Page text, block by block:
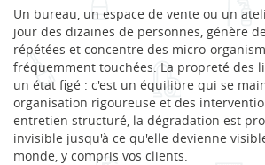
Un bureau, un espace de vente ou un
jour des dizaines de personnes, génère
répétées et concentre des micro-
fréquemment touchées. La propreté des
un état figé : c'est un équilibre qui se
organisation rigoureuse et des
entretien structuré, la dégradation est
invisible jusqu'à ce qu'elle devienne
monde, y compris vos clients.